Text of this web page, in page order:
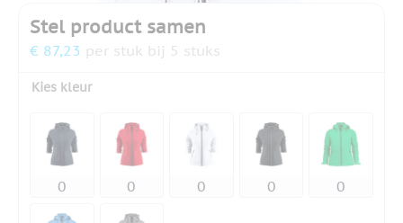
Stel product samen
€ 87,23 per stuk bij 5 stuks
Kies kleur